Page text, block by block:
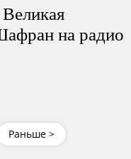
на радио
Раньше >